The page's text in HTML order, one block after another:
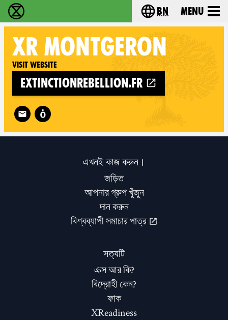
বিলুপ্তি বিদ্রোহ - Home Choose your
bn Menu
XR MONTGERON
Visit website
extinctionrebellion.fr
Follow XR Montgeron on
এখনই কাজ করুন।
জড়িত
আপনার গ্রুপ খুঁজুন
দান করুন
বিশ্বব্যাপী সমাচার পাত্র
সত্যটি
এক্স আর কি?
বিদ্রোহী কেন?
ফাক
XReadiness